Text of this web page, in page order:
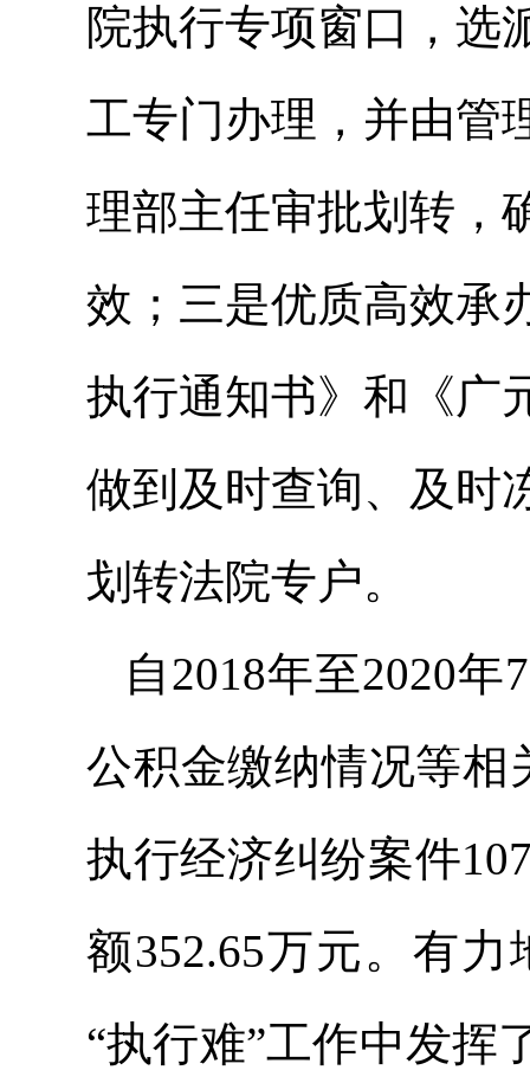
院执行专项窗口，选
工专门办理，并由管
理部主任审批划转，
效；三是优质高效承
执行通知书》和《广
做到及时查询、及时
划转法院专户。
自2018年至2020
公积金缴纳情况等相
执行经济纠纷案件
额352.65万元。有
“执行难”工作中发挥